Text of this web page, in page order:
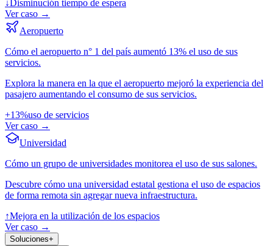
↓ Disminución tiempo de espera
Ver caso →
Aeropuerto
Cómo el aeropuerto n° 1 del país aumentó 13% el uso de sus
servicios.
Explora la manera en la que el aeropuerto mejoró la experiencia del
pasajero aumentando el consumo de sus servicios.
+13%uso de servicios
Ver caso →
Universidad
Cómo un grupo de universidades monitorea el uso de sus salones.
Descubre cómo una universidad estatal gestiona el uso de espacios
de forma remota sin agregar nueva infraestructura.
↑Mejora en la utilización de los espacios
Ver caso →
Soluciones+